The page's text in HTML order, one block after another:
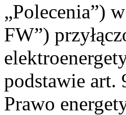
„Polecenia”)
FW”)
podstawie art.
Prawo